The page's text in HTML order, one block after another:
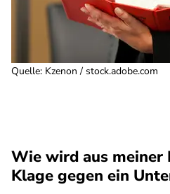
Quelle: Kzenon / stock.adobe.com
Wie wird aus meiner
Klage gegen ein